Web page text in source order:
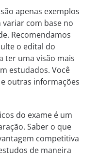
apenas exemplos
com base no
Recomendamos
o edital do
ter uma visão mais
estudados. Você
outras informações
do exame é um
Saber o que
competitiva
de maneira